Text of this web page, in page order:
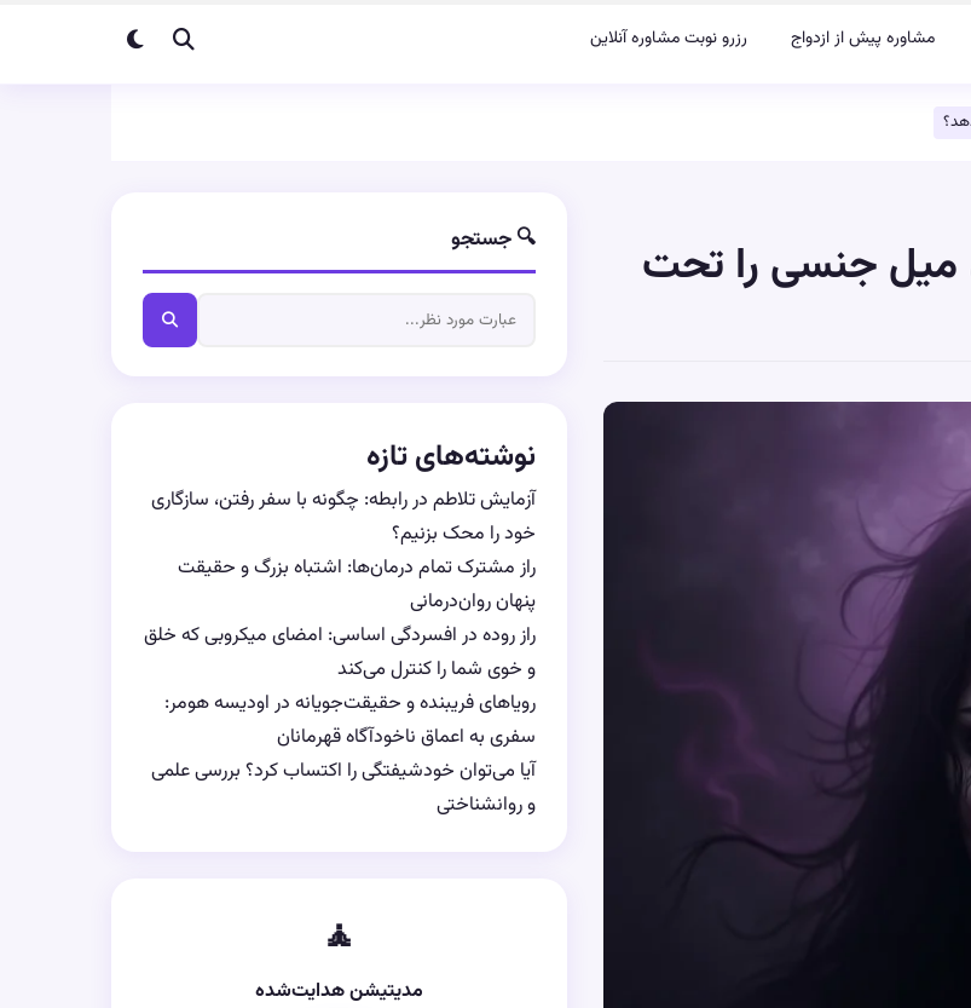
مشاوره پیش از ازدواج رزرو نوبت مشاوره آنلاین
جنسی را تحت
🔍 جستجو
نوشته‌های تازه
آزمایش تلاطم در رابطه: چگونه با سفر رفتن، سازگاری
خود را محک بزنیم؟
راز مشترک تمام درمان‌ها: اشتباه بزرگ و حقیقت
پنهان روان‌درمانی
راز روده در افسردگی اساسی: امضای میکروبی که خلق
و خوی شما را کنترل می‌کند
رویاهای فریبنده و حقیقت‌جویانه در اودیسه هومر:
سفری به اعماق ناخودآگاه قهرمانان
آیا می‌توان خودشیفتگی را اکتساب کرد؟ بررسی علمی
و روانشناختی
🧘
مدیتیشن هدایت‌شده